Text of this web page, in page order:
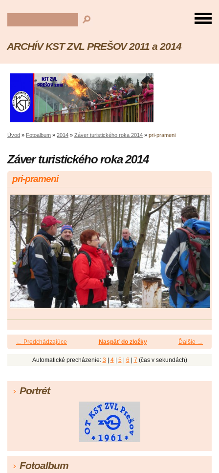
ARCHÍV KST ZVL PREŠOV 2011 a 2014
Úvod » Fotoalbum » 2014 » Záver turistického roka 2014 » pri-prameni
Záver turistického roka 2014
pri-prameni
← Predchádzajúce Ďalšie →
Naspäť do zložky
Automatické precházenie: 3 4| 5| 6 7 (čas v sekundách)
Portrét
Fotoalbum